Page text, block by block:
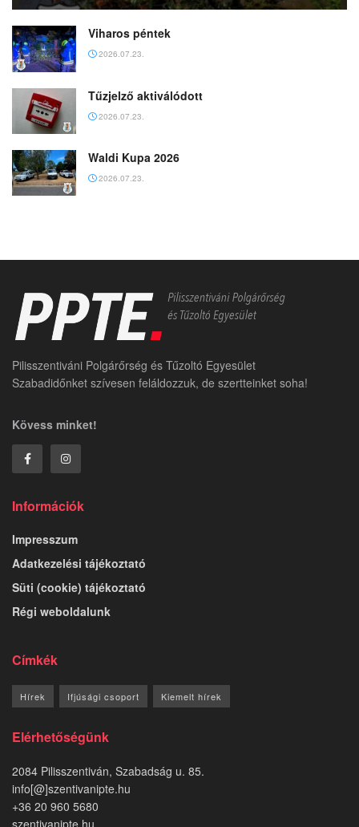
Viharos péntek
2026.07.23.
Tűzjelző aktiválódott
2026.07.23.
Waldi Kupa 2026
2026.07.23.
Pilisszentiváni Polgárőrség és Tűzoltó Egyesület
Szabadidőnket szívesen feláldozzuk, de szertteinket soha!
Kövess minket!
Információk
Impresszum
Adatkezelési tájékoztató
Süti (cookie) tájékoztató
Régi weboldalunk
Címkék
Hírek Ifjúsági csoport Kiemelt hírek
Elérhetőségünk
2084 Pilisszentiván, Szabadság u. 85.
info[@]szentivanipte.hu
+36 20 960 5680
szentivanipte.hu